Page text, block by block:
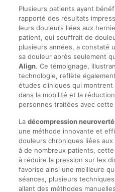
Plusieurs patients ayant
rapporté des résultats
leurs douleurs liées aux
patient, qui souffrait de
plusieurs années, a constaté
sa douleur après seulement
Align. Ce témoignage,
technologie, reflète
études cliniques qui montrent
dans la mobilité et la
personnes traitées avec cette
La décompression
une méthode innovante et
douleurs chroniques liées aux
à de nombreux patients,
à réduire la pression sur les
favorise ainsi une meilleure
séances, plusieurs
allant des méthodes